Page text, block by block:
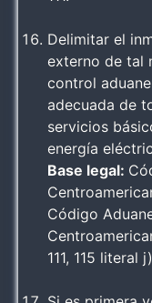
Delimitar el
externo de tal
control
adecuada de
servicios
energía
Base legal:
Código
111, 115 literal